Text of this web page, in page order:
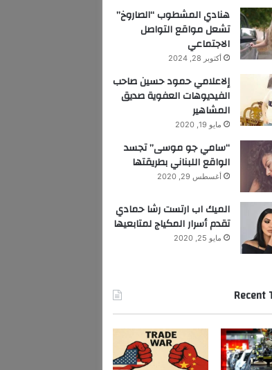
هنادي المشطوب “الصاروخ”
تشعل مواقع التواصل
الاجتماعي
أكتوبر 28, 2024
إلاعلامي حمود حسين صاحب
الفيديوهات العفوية صديق
المشاهير
مايو 19, 2020
“سامي جو موسى” تجسد
الواقع اللبناني بطريقتها
أغسطس 29, 2020
الميك اب ارتست رشا حمادي
تقدم أسرار المكياج لمتابعيها
مايو 25, 2020
Recent